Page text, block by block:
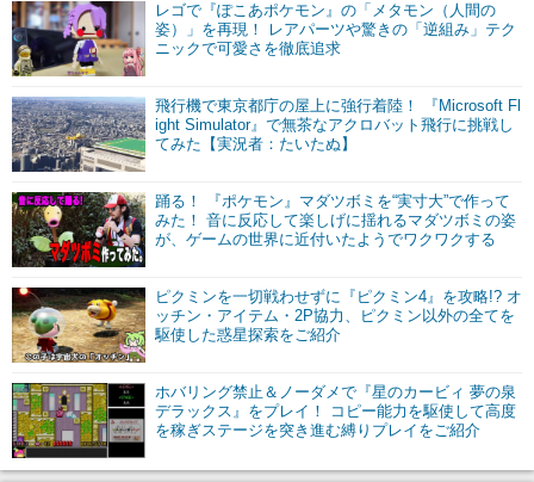
レゴで『ぽこあポケモン』の「メタモン（人間の
姿）」を再現！ レアパーツや驚きの「逆組み」テク
ニックで可愛さを徹底追求
飛行機で東京都庁の屋上に強行着陸！ 『Microsoft Fl
ight Simulator』で無茶なアクロバット飛行に挑戦し
てみた【実況者：たいたぬ】
踊る！ 『ポケモン』マダツボミを“実寸大”で作って
みた！ 音に反応して楽しげに揺れるマダツボミの姿
が、ゲームの世界に近付いたようでワクワクする
ピクミンを一切戦わせずに『ピクミン4』を攻略!? オ
ッチン・アイテム・2P協力、ピクミン以外の全てを
駆使した惑星探索をご紹介
ホバリング禁止＆ノーダメで『星のカービィ 夢の泉
デラックス』をプレイ！ コピー能力を駆使して高度
を稼ぎステージを突き進む縛りプレイをご紹介